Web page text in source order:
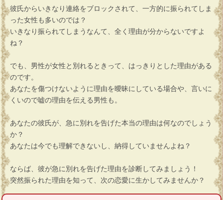
彼氏からいきなり連絡をブロックされて、一方的に振られてしま
った女性も多いのでは？
いきなり振られてしまうなんて、全く理由が分からないですよ
ね？
でも、男性が女性と別れるときって、はっきりとした理由がある
のです。
あなたを傷つけないように理由を曖昧にしている場合や、言いに
くいので嘘の理由を伝える男性も。
あなたの彼氏が、急に別れを告げた本当の理由は何なのでしょう
か？
あなたは今でも理解できないし、納得していませんよね？
ならば、彼が急に別れを告げた理由を診断してみましょう！
突然振られた理由を知って、次の恋愛に生かしてみませんか？